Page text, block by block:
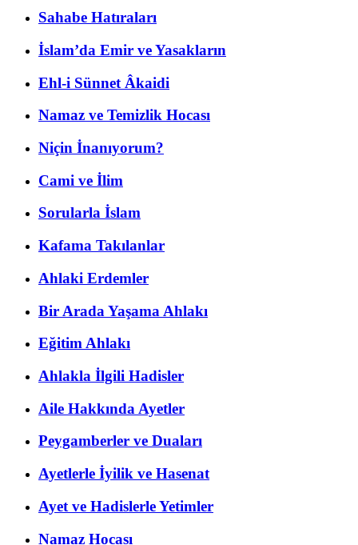
Sahabe Hatıraları
İslam’da Emir ve Yasakların
Ehl-i Sünnet Âkaidi
Namaz ve Temizlik Hocası
Niçin İnanıyorum?
Cami ve İlim
Sorularla İslam
Kafama Takılanlar
Ahlaki Erdemler
Bir Arada Yaşama Ahlakı
Eğitim Ahlakı
Ahlakla İlgili Hadisler
Aile Hakkında Ayetler
Peygamberler ve Duaları
Ayetlerle İyilik ve Hasenat
Ayet ve Hadislerle Yetimler
Namaz Hocası